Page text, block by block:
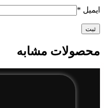
ایمیل *
محصولات مشابه